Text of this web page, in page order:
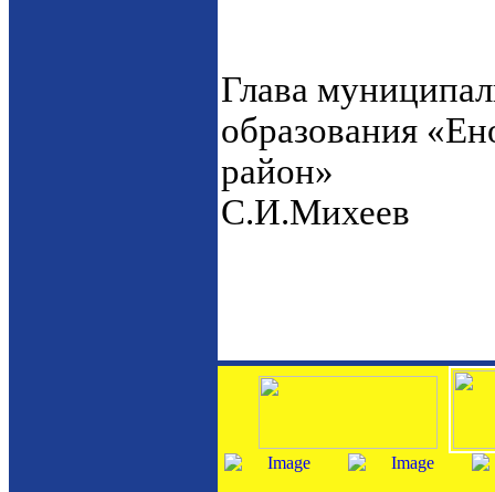
Глава
образования
С.И.Михеев